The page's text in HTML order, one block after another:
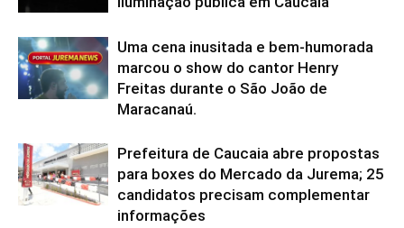
Uma cena inusitada e bem-humorada
marcou o show do cantor Henry
Freitas durante o São João de
Maracanaú.
Prefeitura de Caucaia abre propostas
para boxes do Mercado da Jurema; 25
candidatos precisam complementar
informações